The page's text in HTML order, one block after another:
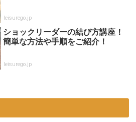
leisurego.jp
ショックリーダーの結び方講座！
簡単な方法や手順をご紹介！
leisurego.jp